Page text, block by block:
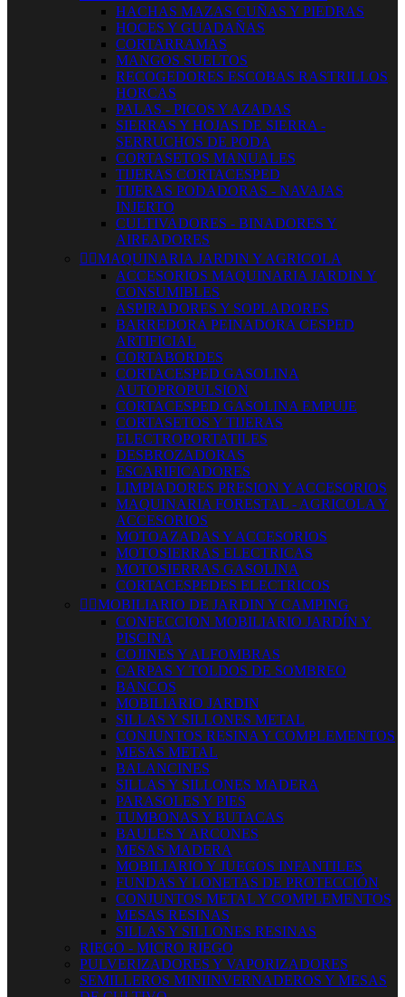
HACHAS MAZAS CUÑAS Y PIEDRAS
HOCES Y GUADAÑAS
CORTARRAMAS
MANGOS SUELTOS
RECOGEDORES ESCOBAS RASTRILLOS
HORCAS
PALAS - PICOS Y AZADAS
SIERRAS Y HOJAS DE SIERRA -
SERRUCHOS DE PODA
CORTASETOS MANUALES
TIJERAS CORTACESPED
TIJERAS PODADORAS - NAVAJAS
INJERTO
CULTIVADORES - BINADORES Y
AIREADORES
 MAQUINARIA JARDIN Y AGRICOLA
ACCESORIOS MAQUINARIA JARDIN Y
CONSUMIBLES
ASPIRADORES Y SOPLADORES
BARREDORA PEINADORA CESPED
ARTIFICIAL
CORTABORDES
CORTACESPED GASOLINA
AUTOPROPULSION
CORTACESPED GASOLINA EMPUJE
CORTASETOS Y TIJERAS
ELECTROPORTATILES
DESBROZADORAS
ESCARIFICADORES
LIMPIADORES PRESION Y ACCESORIOS
MAQUINARIA FORESTAL - AGRICOLA Y
ACCESORIOS
MOTOAZADAS Y ACCESORIOS
MOTOSIERRAS ELECTRICAS
MOTOSIERRAS GASOLINA
CORTACESPEDES ELECTRICOS
 MOBILIARIO DE JARDIN Y CAMPING
CONFECCION MOBILIARIO JARDÍN Y
PISCINA
COJINES Y ALFOMBRAS
CARPAS Y TOLDOS DE SOMBREO
BANCOS
MOBILIARIO JARDIN
SILLAS Y SILLONES METAL
CONJUNTOS RESINA Y COMPLEMENTOS
MESAS METAL
BALANCINES
SILLAS Y SILLONES MADERA
PARASOLES Y PIES
TUMBONAS Y BUTACAS
BAULES Y ARCONES
MESAS MADERA
MOBILIARIO Y JUEGOS INFANTILES
FUNDAS Y LONETAS DE PROTECCIÓN
CONJUNTOS METAL Y COMPLEMENTOS
MESAS RESINAS
SILLAS Y SILLONES RESINAS
RIEGO - MICRO RIEGO
PULVERIZADORES Y VAPORIZADORES
SEMILLEROS MINIINVERNADEROS Y MESAS